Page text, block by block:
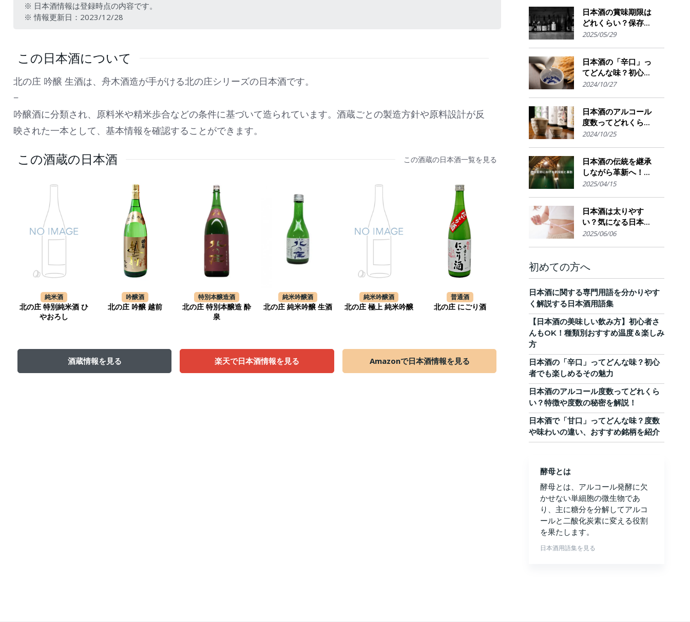
※ 日本酒情報は登録時点の内容です。
※ 情報更新日：2023/12/28
この日本酒について
北の庄 吟醸 生酒は、舟木酒造が手がける北の庄シリーズの日本酒です。
−
吟醸酒に分類され、原料米や精米歩合などの条件に基づいて造られています。酒蔵ごとの製造方針や原料設計が反
映された一本として、基本情報を確認することができます。
この酒蔵の日本酒 この酒蔵の日本酒一覧を見る
純米酒
北の庄 特別純米酒 ひ
やおろし
吟醸酒
北の庄 吟醸 越前
特別本醸造酒
北の庄 特別本醸造 酔
泉
純米吟醸酒
北の庄 純米吟醸 生酒
純米吟醸酒
北の庄 極上 純米吟醸
普通酒
北の庄 にごり酒
酒蔵情報を見る 楽天で日本酒情報を見る Amazonで日本酒情報を見る
日本酒の賞味期限は
どれくらい？保存場
所のポイント
2025/05/29
日本酒の「辛口」っ
てどんな味？初心者
でも楽しめるその魅
2024/10/27
日本酒のアルコール
度数ってどれくら
い？特徴や度数の秘
2024/10/25
日本酒の伝統を継承
しながら革新へ！
AI・IoTが実現する革
の未来展望
2025/04/15
日本酒は太りやす
い？気になる日本酒
のカロリーと糖質。
2025/06/06
初めての方へ
日本酒に関する専門用語を分かりやす
く解説する日本酒用語集
【日本酒の美味しい飲み方】初心者さ
んもOK！種類別おすすめ温度＆楽しみ
方
日本酒の「辛口」ってどんな味？初心
者でも楽しめるその魅力
日本酒のアルコール度数ってどれくら
い？特徴や度数の秘密を解説！
日本酒で「甘口」ってどんな味？度数
や味わいの違い、おすすめ銘柄を紹介
酵母とは
酵母とは、アルコール発酵に欠
かせない単細胞の微生物であ
り、主に糖分を分解してアルコ
ールと二酸化炭素に変える役割
を果たします。
日本酒用語集を見る